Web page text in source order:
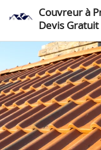
Couvreur à
Devis Gratuit